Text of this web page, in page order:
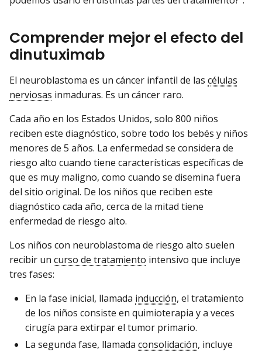
Comprender mejor el efecto del
dinutuximab
El neuroblastoma es un cáncer infantil de las células
nerviosas inmaduras. Es un cáncer raro.
Cada año en los Estados Unidos, solo 800 niños
reciben este diagnóstico, sobre todo los bebés y niños
menores de 5 años. La enfermedad se considera de
riesgo alto cuando tiene características específicas de
que es muy maligno, como cuando se disemina fuera
del sitio original. De los niños que reciben este
diagnóstico cada año, cerca de la mitad tiene
enfermedad de riesgo alto.
Los niños con neuroblastoma de riesgo alto suelen
recibir un curso de tratamiento intensivo que incluye
tres fases:
En la fase inicial, llamada inducción, el tratamiento
de los niños consiste en quimioterapia y a veces
cirugía para extirpar el tumor primario.
La segunda fase, llamada consolidación, incluye